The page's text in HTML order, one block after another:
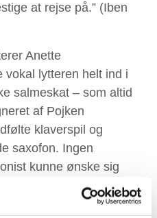
at rejse på.” (Iben
Anette
vokal lytteren helt ind i
salmeskat – som altid
af Pojken
klaverspil og
saxofon. Ingen
kunne ønske sig
vor tids nye danske